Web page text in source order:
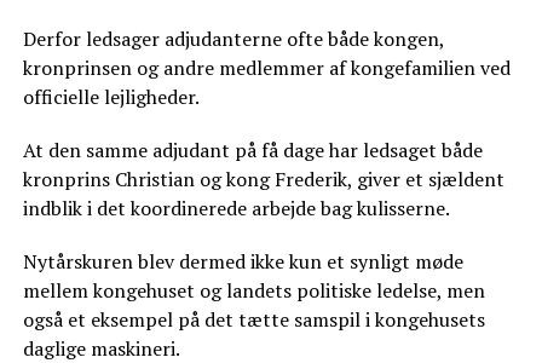
Derfor ledsager adjudanterne ofte både kongen,
kronprinsen og andre medlemmer af kongefamilien ved
officielle lejligheder.
At den samme adjudant på få dage har ledsaget både
kronprins Christian og kong Frederik, giver et sjældent
indblik i det koordinerede arbejde bag kulisserne.
Nytårskuren blev dermed ikke kun et synligt møde
mellem kongehuset og landets politiske ledelse, men
også et eksempel på det tætte samspil i kongehusets
daglige maskineri.